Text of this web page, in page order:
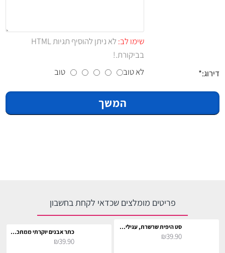
שימו לב:
לא ניתן להוסיף תגיות HTML
בביקורת.!
דירוג:
לא טוב טוב
המשך
פריטים מומלצים שכדאי לקחת בחשבון
סט היפית שרשרת, עגילים וסרט לראש לתחפושת
₪39.90 כתר אבנים יוקרתי ממתכת - שחור
₪39.90